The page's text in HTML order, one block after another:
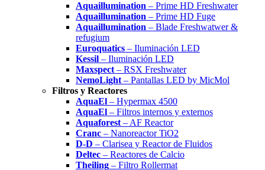
Aquaillumination – Prime HD Freshwater
Aquaillumination – Prime HD Fuge
Aquaillumination – Blade Freshwatwer &
refugium
Euroquatics – Iluminación LED
Kessil – Iluminación LED
Maxspect – RSX Freshwater
NemoLight – Pantallas LED by MicMol
Filtros y Reactores
AquaEl – Hypermax 4500
AquaEl – Filtros internos y externos
Aquaforest – AF Reactor
Cranc – Nanoreactor TiO2
D-D – Clarisea y Reactor de Fluidos
Deltec – Reactores de Calcio
Theiling – Filtro Rollermat